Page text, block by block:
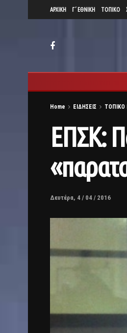
ΑΡΧΙΚΗ Γ΄ ΕΘΝΙΚΗ ΤΟΠΙΚΟ
Home ΕΙΔΗΣΕΙΣ ΤΟΠΙΚΟ
ΕΠΣΚ:
Δευτέρα, 4 / 04 / 2016